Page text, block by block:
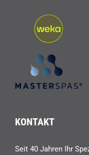
KONTAKT
Seit 40 Jahren Ihr